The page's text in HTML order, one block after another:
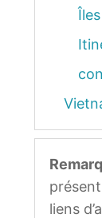
liens